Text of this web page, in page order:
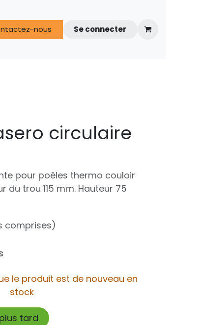
Espace techniciens
nous Se connecter
circulaire
pour poêles thermo couloir
du trou 115 mm. Hauteur 75
comprises)
le produit est de nouveau en
stock
tard